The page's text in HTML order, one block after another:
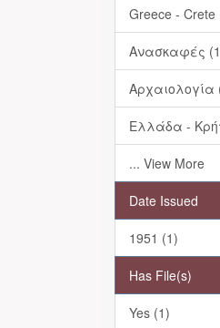
Greece - Crete
Ανασκαφές
Αρχαιολογία
Ελλάδα -
... View More
Date Issued
1951 (1)
Has File(s)
Yes (1)